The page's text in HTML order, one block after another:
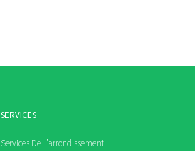
SERVICES
Services De L’arrondissement